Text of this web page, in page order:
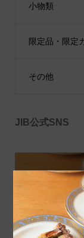
小物類
限定品・限定
その他
JIB公式SNS